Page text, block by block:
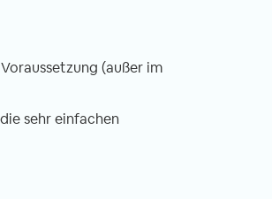
(außer im
sehr einfachen